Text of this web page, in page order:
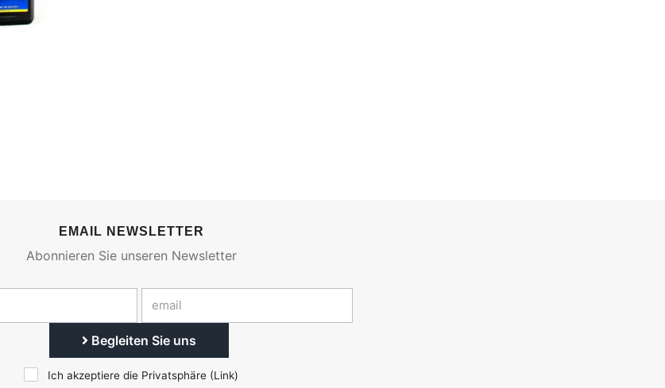
EMAIL NEWSLETTER
Abonnieren Sie unseren Newsletter
Begleiten Sie uns
Ich akzeptiere die Privatsphäre (Link)